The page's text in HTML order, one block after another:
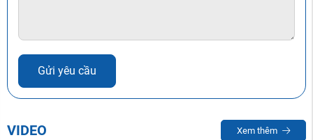
Gửi yêu cầu
VIDEO Xem thêm